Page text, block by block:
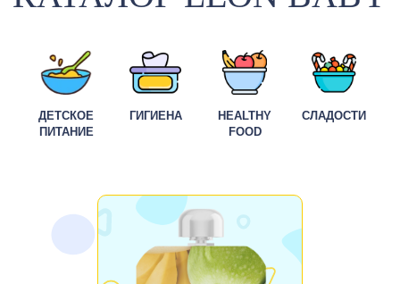
ДЕТСКОЕ
ПИТАНИЕ
ГИГИЕНА
HEALTHY
FOOD
СЛАДОСТИ